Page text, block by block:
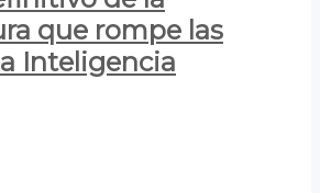
que rompe las
Inteligencia